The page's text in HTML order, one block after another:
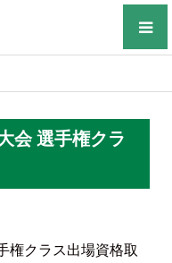
会 選手権クラ
権クラス出場資格取